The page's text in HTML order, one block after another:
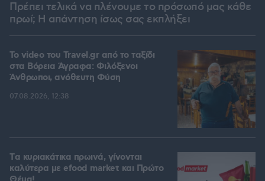
Πρέπει τελικά να πλένουμε το πρόσωπό μας κάθε
πρωί; Η απάντηση ίσως σας εκπλήξει
To video του Travel.gr από το ταξίδι
στα Βόρεια Άγραφα: Φιλόξενοι
Άνθρωποι, ανόθευτη Φύση
07.08.2026, 12:38
Tα κυριακάτικα πρωινά, γίνονται
καλύτερα με efood market και Πρώτο